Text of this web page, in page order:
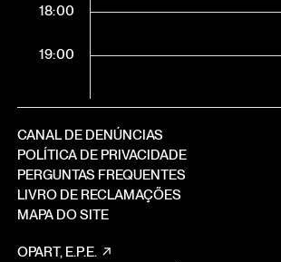
18:00
19:00
CANAL DE DENÚNCIAS
POLÍTICA DE PRIVACIDADE
PERGUNTAS FREQUENTES
LIVRO DE RECLAMAÇÕES
MAPA DO SITE
OPART, E.P.E.